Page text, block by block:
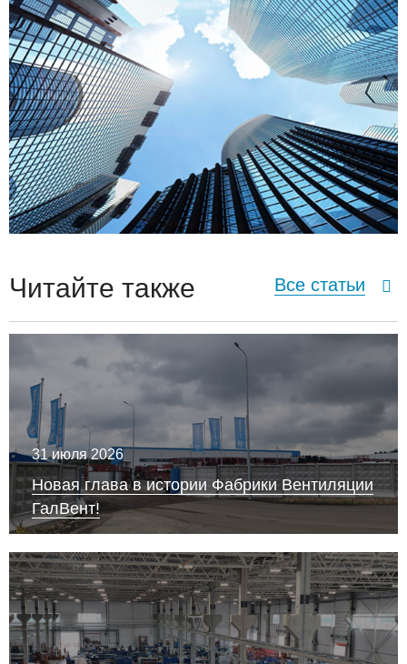
Читайте также Все статьи
31 июля 2026
Новая глава в истории Фабрики Вентиляции
ГалВент!